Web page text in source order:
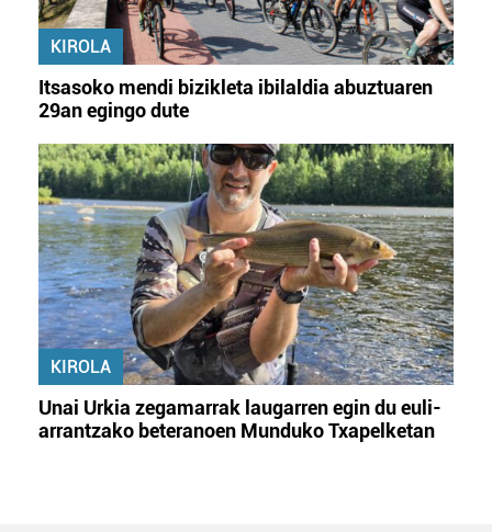
KIROLA
Itsasoko mendi bizikleta ibilaldia abuztuaren
29an egingo dute
KIROLA
Unai Urkia zegamarrak laugarren egin du euli-
arrantzako beteranoen Munduko Txapelketan